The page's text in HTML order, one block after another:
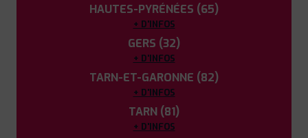
HAUTES-PYRÉNÉES (65)
+ D'INFOS
GERS (32)
+ D'INFOS
TARN-ET-GARONNE (82)
+ D'INFOS
TARN (81)
+ D'INFOS